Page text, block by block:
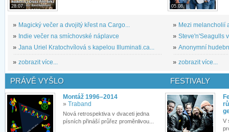
28.07.
» Magický večer a dvojitý křest na Cargo...
» Indie večer na smíchovské náplavce
» Jana Uriel Kratochvílová s kapelou Illuminati.ca...
» zobrazit více...
05.08.
» Mezi melancholií
» Steve'n'Seagulls
» Anonymní
» zobrazit více...
PRÁVĚ VYŠLO
Montáž 1996–2014
» Traband
Nová retrospektiva v dvaceti jedna
písních přináší průřez proměnlivou...
FESTIVALY
V